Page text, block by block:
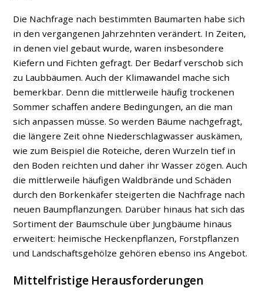
Die Nachfrage nach bestimmten Baumarten habe sich
in den vergangenen Jahrzehnten verändert. In Zeiten,
in denen viel gebaut wurde, waren insbesondere
Kiefern und Fichten gefragt. Der Bedarf verschob sich
zu Laubbäumen. Auch der Klimawandel mache sich
bemerkbar. Denn die mittlerweile häufig trockenen
Sommer schaffen andere Bedingungen, an die man
sich anpassen müsse. So werden Bäume nachgefragt,
die längere Zeit ohne Niederschlagwasser auskämen,
wie zum Beispiel die Roteiche, deren Wurzeln tief in
den Boden reichten und daher ihr Wasser zögen. Auch
die mittlerweile häufigen Waldbrände und Schäden
durch den Borkenkäfer steigerten die Nachfrage nach
neuen Baumpflanzungen. Darüber hinaus hat sich das
Sortiment der Baumschule über Jungbäume hinaus
erweitert: heimische Heckenpflanzen, Forstpflanzen
und Landschaftsgehölze gehören ebenso ins Angebot.
Mittelfristige Herausforderungen